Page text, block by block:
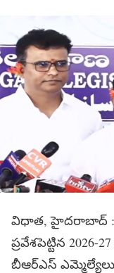
విధాత, హైదరాబాద్ :
ప్రవేశపెట్టిన 2026-
బీఆర్ఎస్ ఎమ్మెల్యేలు